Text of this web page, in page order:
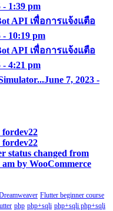
- 1:39 pm
API เพื่อการแจ้งแตือ
- 10:19 pm
API เพื่อการแจ้งแตือ
- 4:21 pm
June 7, 2023 -
fordev22
fordev22
status changed from
by WooCommerce
Flutter beginner course
php php+sqli php+sqli php+sqli